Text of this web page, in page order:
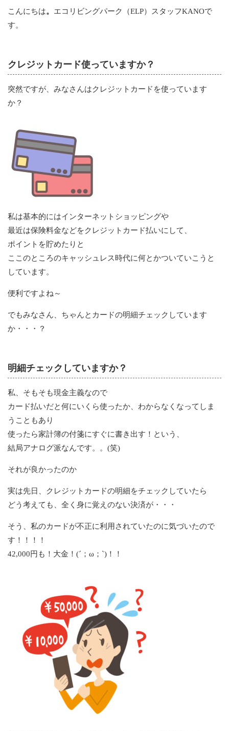
こんにちは。 エコリビングパーク（ELP）スタッフKANOで
す。
クレジットカード使っていますか？
突然ですが、みなさんはクレジットカードを使っています
か？
私は基本的にはインターネットショッピングや
最近は保険料金などをクレジットカード払いにして、
ポイントを貯めたりと
ここのところのキャッシュレス時代に何とかついていこうと
しています。
便利ですよね～
でもみなさん、ちゃんとカードの明細チェックしています
か・・・？
明細チェックしていますか？
私、そもそも現金主義なので
カード払いだと何にいくら使ったか、わからなくなってしま
うこともあり
使ったら家計簿の付箋にすぐに書き出す！という、
結局アナログ派なんです。。(笑)
それが良かったのか
実は先日、クレジットカードの明細をチェックしていたら
どう考えても、全く身に覚えのない決済が・・・
そう、私のカードが不正に利用されていたのに気づいたので
す！！！！
42,000円も！大金！(´；ω；`)！！